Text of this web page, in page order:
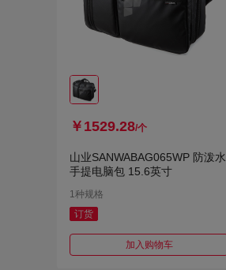
￥1529.28/个
山业SANWABAG065WP 防泼水
手提电脑包 15.6英寸
1种规格
订货
加入购物车